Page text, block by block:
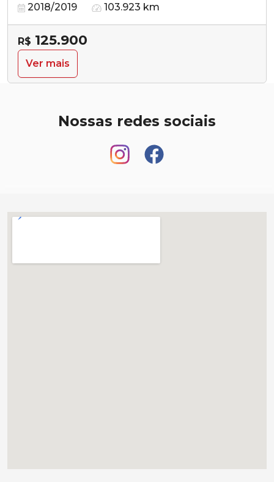
2018/2019 103.923 km
R$ 125.900
Ver mais
Nossas redes sociais